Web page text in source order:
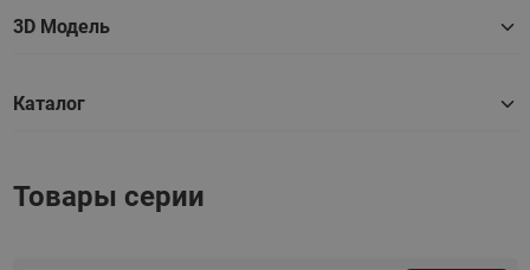
3D Модель
Каталог
Товары серии